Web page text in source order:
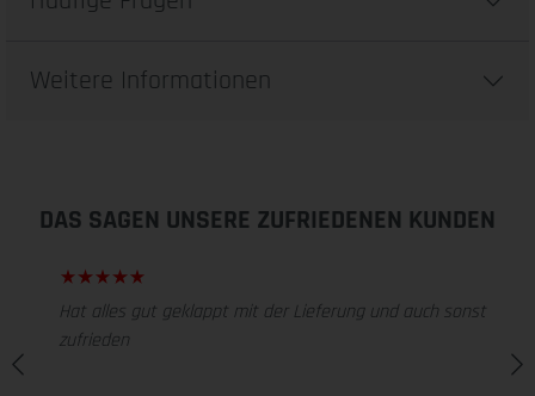
Weitere Informationen
DAS SAGEN UNSERE ZUFRIEDENEN KUNDEN
Hat alles gut geklappt mit der Lieferung und auch sonst
zufrieden